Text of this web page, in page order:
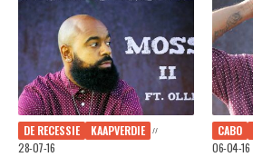
DE RECESSIE
KAAPVERDIE
28-07-16
CABO
06-04-16